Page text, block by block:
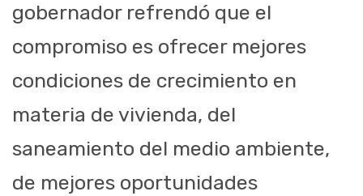
gobernador refrendó que el
compromiso es ofrecer mejores
condiciones de crecimiento en
materia de vivienda, del
saneamiento del medio ambiente,
de mejores oportunidades